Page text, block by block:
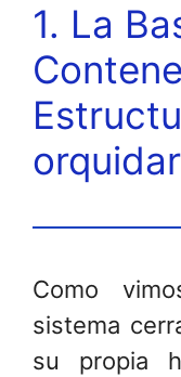
1. La
Como
sistema
su propia